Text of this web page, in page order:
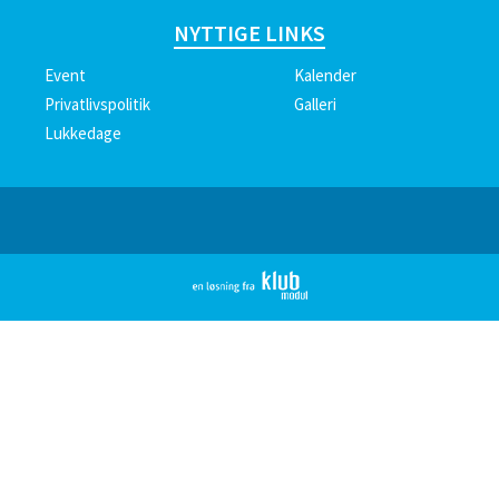
NYTTIGE LINKS
Event
Kalender
Privatlivspolitik
Galleri
Lukkedage